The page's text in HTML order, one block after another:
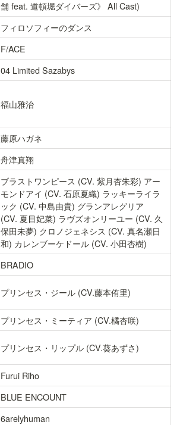
舗 feat. 道頓堀ダイバーズ》 All Cast)
フィロソフィーのダンス
F/ACE
04 Limited Sazabys
福山雅治
藤原ハガネ
舟津真翔
ブラストワンピース (CV. 紫月杏朱彩) アー
モンドアイ (CV. 石原夏織) ラッキーライラ
ック (CV. 中島由貴) グランアレグリア
(CV. 夏目妃菜) ラヴズオンリーユー (CV. 久
保田未夢) クロノジェネシス (CV. 真名瀬日
和) カレンブーケドール (CV. 小田杏樹)
BRADIO
プリンセス・ジール (CV.藤本侑里)
プリンセス・ミーティア (CV.橘杏咲)
プリンセス・リップル (CV.葵あずさ)
Furui Riho
BLUE ENCOUNT
6arelyhuman